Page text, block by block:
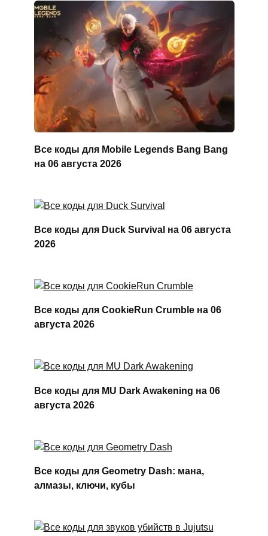
Все коды для Mobile Legends Bang Bang
на 06 августа 2026
Все коды для Duck Survival на 06 августа
2026
Все коды для CookieRun Crumble на 06
августа 2026
Все коды для MU Dark Awakening на 06
августа 2026
Все коды для Geometry Dash: мана,
алмазы, ключи, кубы